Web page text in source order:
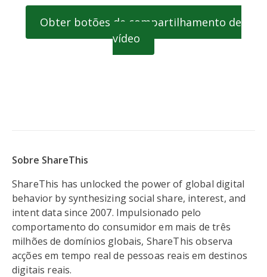
Obter botões de compartilhamento de
vídeo
Sobre ShareThis
ShareThis has unlocked the power of global digital
behavior by synthesizing social share, interest, and
intent data since 2007. Impulsionado pelo
comportamento do consumidor em mais de três
milhões de domínios globais, ShareThis observa
acções em tempo real de pessoas reais em destinos
digitais reais.